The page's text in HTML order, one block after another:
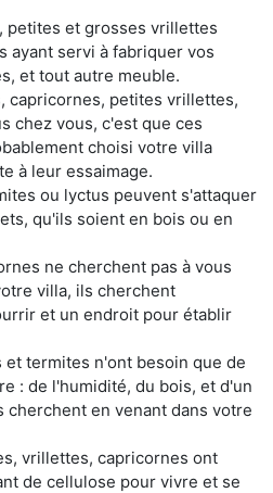
petites et grosses vrillettes
ayant servi à fabriquer vos
et tout autre meuble.
capricornes, petites vrillettes,
chez vous, c'est que ces
choisi votre villa
à leur essaimage.
ou lyctus peuvent s'attaquer
qu'ils soient en bois ou en
ne cherchent pas à vous
villa, ils cherchent
et un endroit pour établir
termites n'ont besoin que de
: de l'humidité, du bois, et d'un
cherchent en venant dans votre
vrillettes, capricornes ont
de cellulose pour vivre et se